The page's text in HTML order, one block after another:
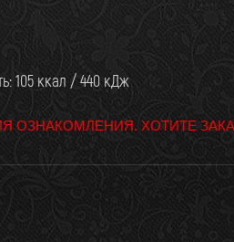
105 ккал / 440 кДж
ОЗНАКОМЛЕНИЯ. ХОТИТЕ